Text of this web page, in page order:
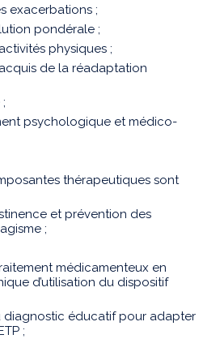
exacerbations ;
pondérale ;
physiques ;
de la réadaptation
psychologique et médico-
thérapeutiques sont
et prévention des
;
médicamenteux en
d’utilisation du dispositif
diagnostic éducatif pour adapter
;